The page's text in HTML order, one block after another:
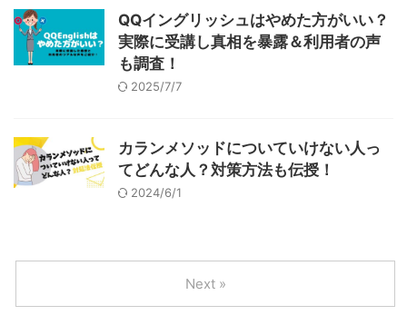
QQイングリッシュはやめた方がいい？
実際に受講し真相を暴露＆利用者の声
も調査！
2025/7/7
カランメソッドについていけない人っ
てどんな人？対策方法も伝授！
2024/6/1
Next »